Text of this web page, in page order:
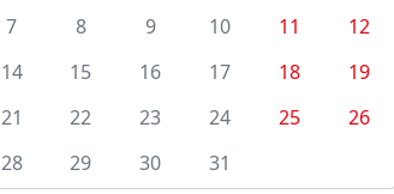
7 8 9 10 11
12
14 15 16 17 18
19
21 22 23 24 25
26
28 29 30 31